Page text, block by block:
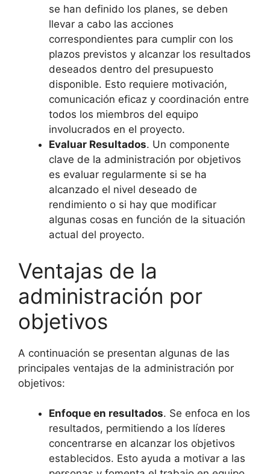
se han definido los planes, se deben
llevar a cabo las acciones
correspondientes para cumplir con los
plazos previstos y alcanzar los resultados
deseados dentro del presupuesto
disponible. Esto requiere motivación,
comunicación eficaz y coordinación entre
todos los miembros del equipo
involucrados en el proyecto.
Evaluar Resultados. Un componente
clave de la administración por objetivos
es evaluar regularmente si se ha
alcanzado el nivel deseado de
rendimiento o si hay que modificar
algunas cosas en función de la situación
actual del proyecto.
Ventajas de la
administración por
objetivos
A continuación se presentan algunas de las
principales ventajas de la administración por
objetivos:
Enfoque en resultados. Se enfoca en los
resultados, permitiendo a los líderes
concentrarse en alcanzar los objetivos
establecidos. Esto ayuda a motivar a las